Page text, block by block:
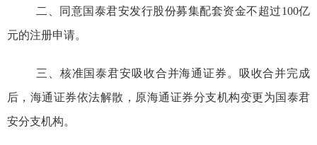
二、同意国泰君安发行股份募集配套资金不超过100亿
元的注册申请。
三、 核准国泰君安吸收合并海通证券。吸收合并完成
后，海通证券依法解散，原海通证券分支机构变更为国泰君
安分支机构。